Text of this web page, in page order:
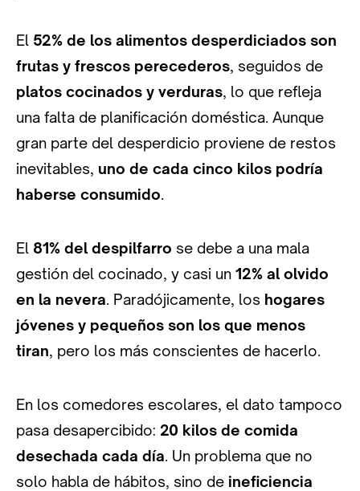
El 52% de los alimentos desperdiciados son
frutas y frescos perecederos, seguidos de
platos cocinados y verduras, lo que refleja
una falta de planificación doméstica. Aunque
gran parte del desperdicio proviene de restos
inevitables, uno de cada cinco kilos podría
haberse consumido.
El 81% del despilfarro se debe a una mala
gestión del cocinado, y casi un 12% al olvido
en la nevera. Paradójicamente, los hogares
jóvenes y pequeños son los que menos
tiran, pero los más conscientes de hacerlo.
En los comedores escolares, el dato tampoco
pasa desapercibido: 20 kilos de comida
desechada cada día. Un problema que no
solo habla de hábitos, sino de ineficiencia